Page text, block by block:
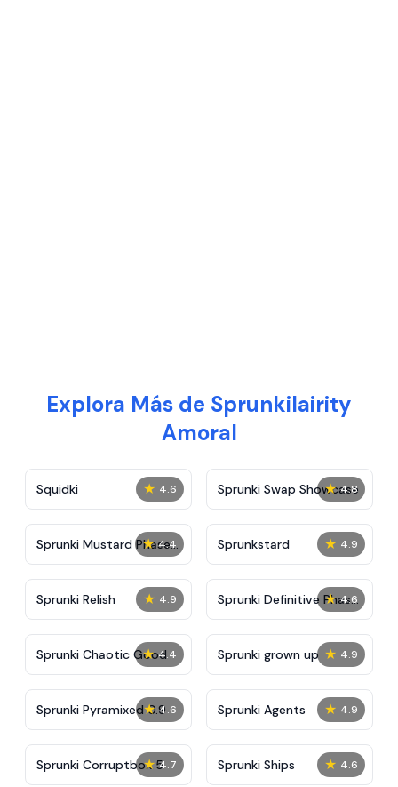
Explora Más de Sprunkilairity
Amoral
★ 4.6
Squidki ★ 4.8
Sprunki Swap Showcase
★ 4.4
Sprunki Mustard Phase
2
★ 4.9
Sprunkstard
★ 4.9
Sprunki Relish ★ 4.6
Sprunki Definitive Phase
7
★ 4.4
Sprunki Chaotic Good ★ 4.9
Sprunki grown up
★ 4.6
Sprunki Pyramixed 0.9 ★ 4.9
Sprunki Agents
★ 4.7
Sprunki Corruptbox 5 ★ 4.6
Sprunki Ships